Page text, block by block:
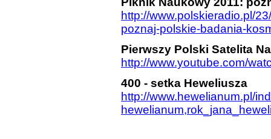
http://www.polskieradio.pl/
poznaj-polskie-badania-
Pierwszy Polski Satelita
http://www.youtube.com/
400 - setka Heweliusza
http://www.hewelianum.pl/